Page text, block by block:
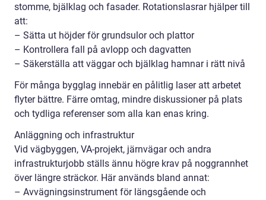
stomme, bjälklag och fasader. Rotationslasrar hjälper till
att:
– Sätta ut höjder för grundsulor och plattor
– Kontrollera fall på avlopp och dagvatten
– Säkerställa att väggar och bjälklag hamnar i rätt nivå
För många bygglag innebär en pålitlig laser att arbetet
flyter bättre. Färre omtag, mindre diskussioner på plats
och tydliga referenser som alla kan enas kring.
Anläggning och infrastruktur
Vid vägbyggen, VA-projekt, järnvägar och andra
infrastrukturjobb ställs ännu högre krav på noggrannhet
över längre sträckor. Här används bland annat:
– Avvägningsinstrument för längsgående och